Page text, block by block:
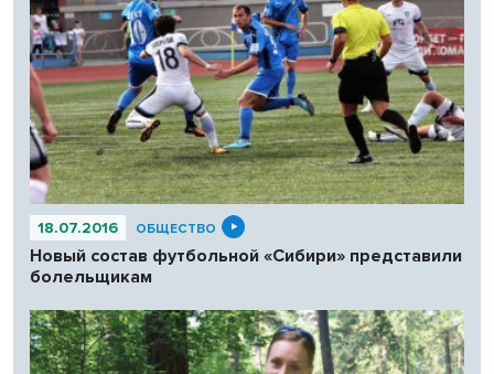
18.07.2016 ОБЩЕСТВО
Новый состав футбольной «Сибири» представили
болельщикам